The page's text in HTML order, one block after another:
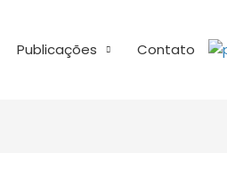
Publicações Contato